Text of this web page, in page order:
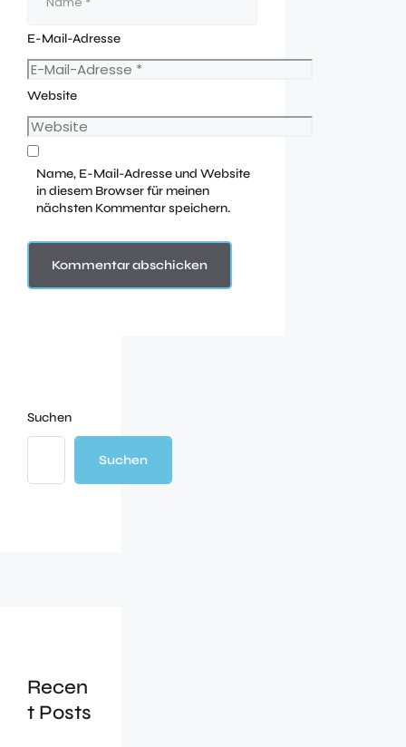
E-Mail-Adresse
Website
Name, E-Mail-Adresse und Website
in diesem Browser für meinen
nächsten Kommentar speichern.
Suchen
Suchen
Recen
t Posts